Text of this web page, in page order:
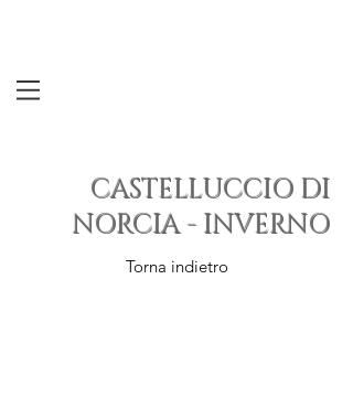
CASTELLUCCIO DI
NORCIA - INVERNO
Torna indietro